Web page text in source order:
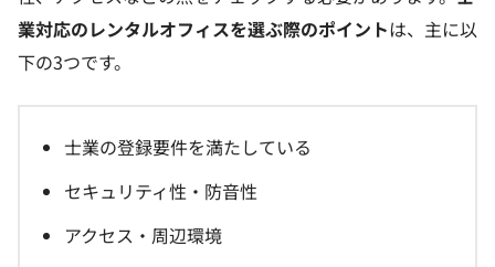
業対応のレンタルオフィスを選ぶ際のポイントは、主に以
下の3つです。
士業の登録要件を満たしている
セキュリティ性・防音性
アクセス・周辺環境